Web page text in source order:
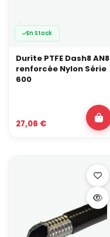
En Stock
Durite PTFE Dash8 AN8
renforcée Nylon Série
600
27,06 €